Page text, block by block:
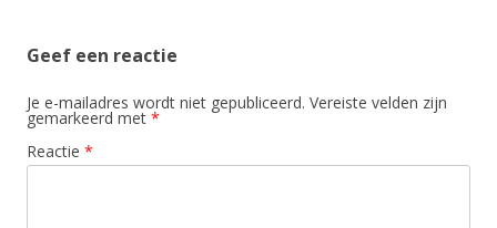
Geef een reactie
Je e-mailadres wordt niet gepubliceerd. Vereiste velden zijn
gemarkeerd met *
Reactie *